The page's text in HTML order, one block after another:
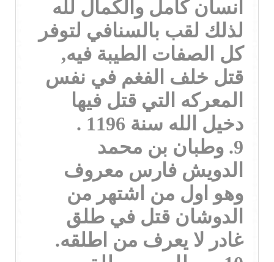
انسان كامل والكمال لله
لذلك لقب بالسنافي لتوفر
كل الصفات الطيبة فيه,
قتل خلف الفغم في نفس
المعركه التي قتل فيها
دخيل الله سنة 1196 .
9. وطبان بن محمد
الدويش فارس معروف
وهو اول من اشتهر من
الدوشان قتل في طلق
غادر لا يعرف من اطلقه.